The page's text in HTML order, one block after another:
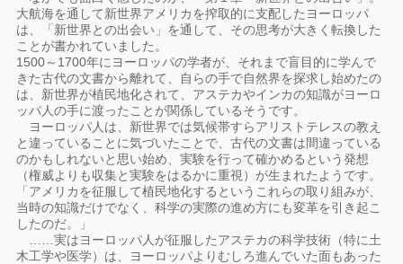
大航海を通して新世界アメリカを搾取的に支配したヨーロッパ
は、「新世界との出会い」を通して、その思考が大きく転換した
ことが書かれていました。
1500～1700年にヨーロッパの学者が、それまで盲目的に学んで
きた古代の文書から離れて、自らの手で自然界を探求し始めたの
は、新世界が植民地化されて、アステカやインカの知識がヨーロ
ッパ人の手に渡ったことが関係しているそうです。
ヨーロッパ人は、新世界では気候帯すらアリストテレスの教え
と違っていることに気づいたことで、古代の文書は間違っている
のかもしれないと思い始め、実験を行って確かめるという発想
（権威よりも収集と実験をはるかに重視）が生まれたようです。
「アメリカを征服して植民地化するというこれらの取り組みが、
当時の知識だけでなく、科学の実際の進め方にも変革を引き起こ
したのだ。」
……実はヨーロッパ人が征服したアステカの科学技術（特に土
木工学や医学）は、ヨーロッパよりむしろ進んでいた面もあった